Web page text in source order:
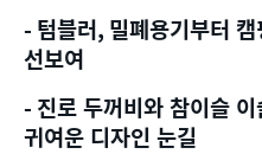
- 텀블러, 밀폐용기부터
선보여
- 진로 두꺼비와 참이슬
귀여운 디자인 눈길